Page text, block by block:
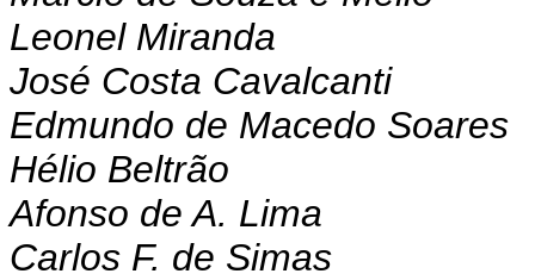
Leonel Miranda
José Costa Cavalcanti
Edmundo de Macedo Soares
Hélio Beltrão
Afonso de A. Lima
Carlos F. de Simas